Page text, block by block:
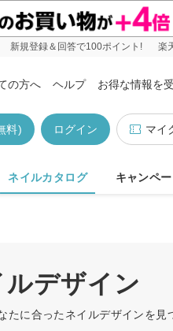
新規登録＆回答で100ポイント! 楽
の方へ ヘルプ お得な情報を
マイ
ログイン
料)
ネイルカタログ キャンペ
デザイン
に合ったネイルデザインを見